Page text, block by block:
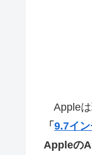
Appleは
「 9.7イ
Appleの